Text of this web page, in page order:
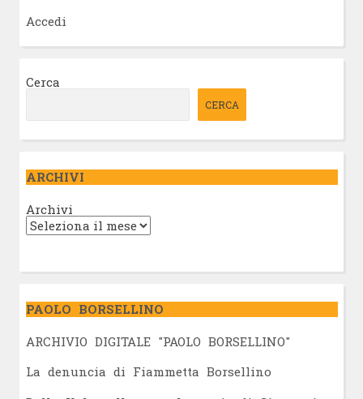
Accedi
Cerca
CERCA
ARCHIVI
Archivi
PAOLO BORSELLINO
ARCHIVIO DIGITALE "PAOLO BORSELLINO"
La denuncia di Fiammetta Borsellino